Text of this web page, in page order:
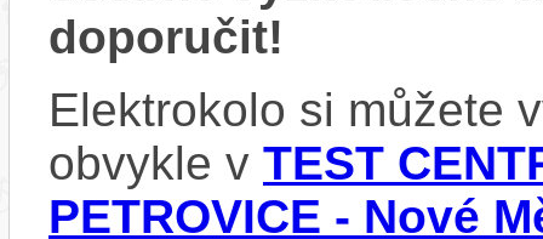
doporučit!
Elektrokolo si můžete
obvykle v TEST
PETROVICE - Nové